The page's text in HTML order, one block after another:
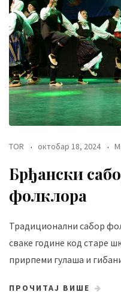
TOR октобар 18, 2024
Брђански
фолклора
Традиционални сабор
сваке године код старе
прирпеми гулаша и
ПРОЧИТАЈ ВИШЕ